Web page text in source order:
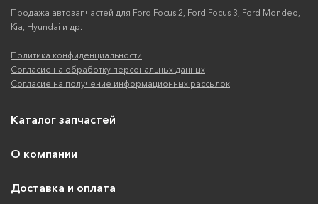
Продажа автозапчастей для Ford Focus 2, Ford Focus 3, Ford Mondeo,
Kia, Hyundai и др.
Политика конфиденциальности
Согласие на обработку персональных данных
Согласие на получение информационных рассылок
Каталог запчастей
О компании
Доставка и оплата